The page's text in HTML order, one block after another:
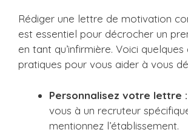
Rédiger une lettre de motivation
est essentiel pour décrocher un
en tant qu’infirmière. Voici quelques
pratiques pour vous aider à vous
Personnalisez votre lettre :
vous à un recruteur
mentionnez l’établissement.